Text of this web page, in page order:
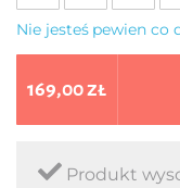
Nie jesteś pewien co
169,00 zł
Produkt